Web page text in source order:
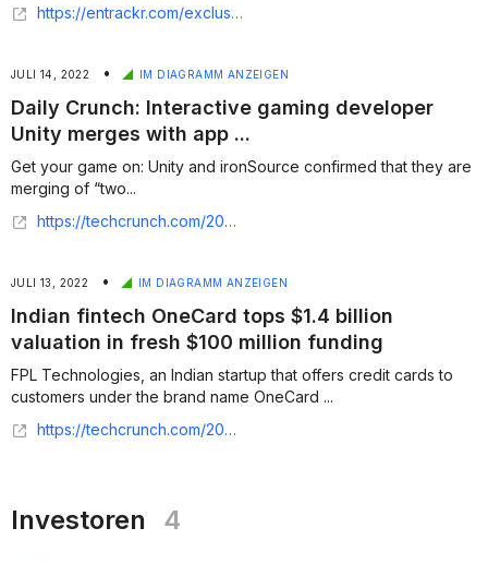
https://entrackr.com/exclusive/exclusive-onecard-to-secure-285-mn-in-new-funding-round-7606257
JULI 14, 2022 • IM DIAGRAMM ANZEIGEN
Daily Crunch: Interactive gaming developer
Unity merges with app ...
Get your game on: Unity and ironSource confirmed that they are
merging of “two...
https://techcrunch.com/2022/07/13/daily-crunch-interactive-gaming-developer-unity-merges-with-app-monetization-platform-ironsource/?tpcc=tcplustwitter
JULI 13, 2022 • IM DIAGRAMM ANZEIGEN
Indian fintech OneCard tops $1.4 billion
valuation in fresh $100 million funding
FPL Technologies, an Indian startup that offers credit cards to
customers under the brand name OneCard ...
https://techcrunch.com/2022/07/13/indian-fintech-onecard-tops-1-4-billion-valuation-in-fresh-funding/
Investoren 4